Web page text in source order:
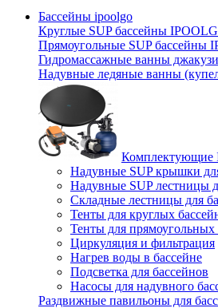
Бассейны ipoolgo
Круглые SUP бассейны
Прямоугольные SUP бассейны
Гидромассажные ванны
Надувные ледяные ванны
Комплектующие
Надувные SUP крышки
Надувные SUP лестницы
Складные лестницы для
Тенты для круглых
Тенты для прямоугольных
Циркуляция и фильтрация
Нагрев воды в бассейне
Подсветка для бассейнов
Насосы для надувного
Раздвижные павильоны для